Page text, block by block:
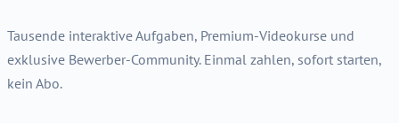
Tausende interaktive Aufgaben, Premium-Videokurse und
exklusive Bewerber-Community. Einmal zahlen, sofort starten,
kein Abo.